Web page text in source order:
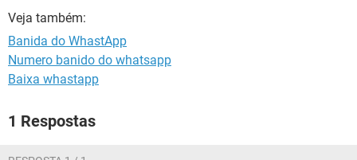
Veja também:
Banida do WhastApp
Numero banido do whatsapp
Baixa whastapp
1 Respostas